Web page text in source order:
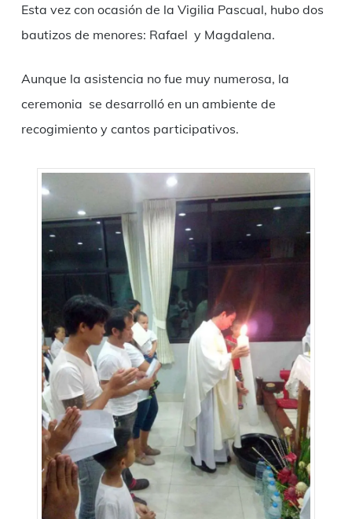
Esta vez con ocasión de la Vigilia Pascual, hubo dos
bautizos de menores: Rafael y Magdalena.
Aunque la asistencia no fue muy numerosa, la
ceremonia se desarrolló en un ambiente de
recogimiento y cantos participativos.